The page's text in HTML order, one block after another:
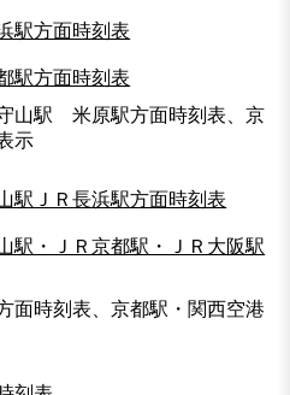
駅方面時刻表
駅方面時刻表
山駅 米原駅方面時刻表、京
示
駅ＪＲ長浜駅方面時刻表
駅・ＪＲ京都駅・ＪＲ大阪駅
時刻表、京都駅・関西空港